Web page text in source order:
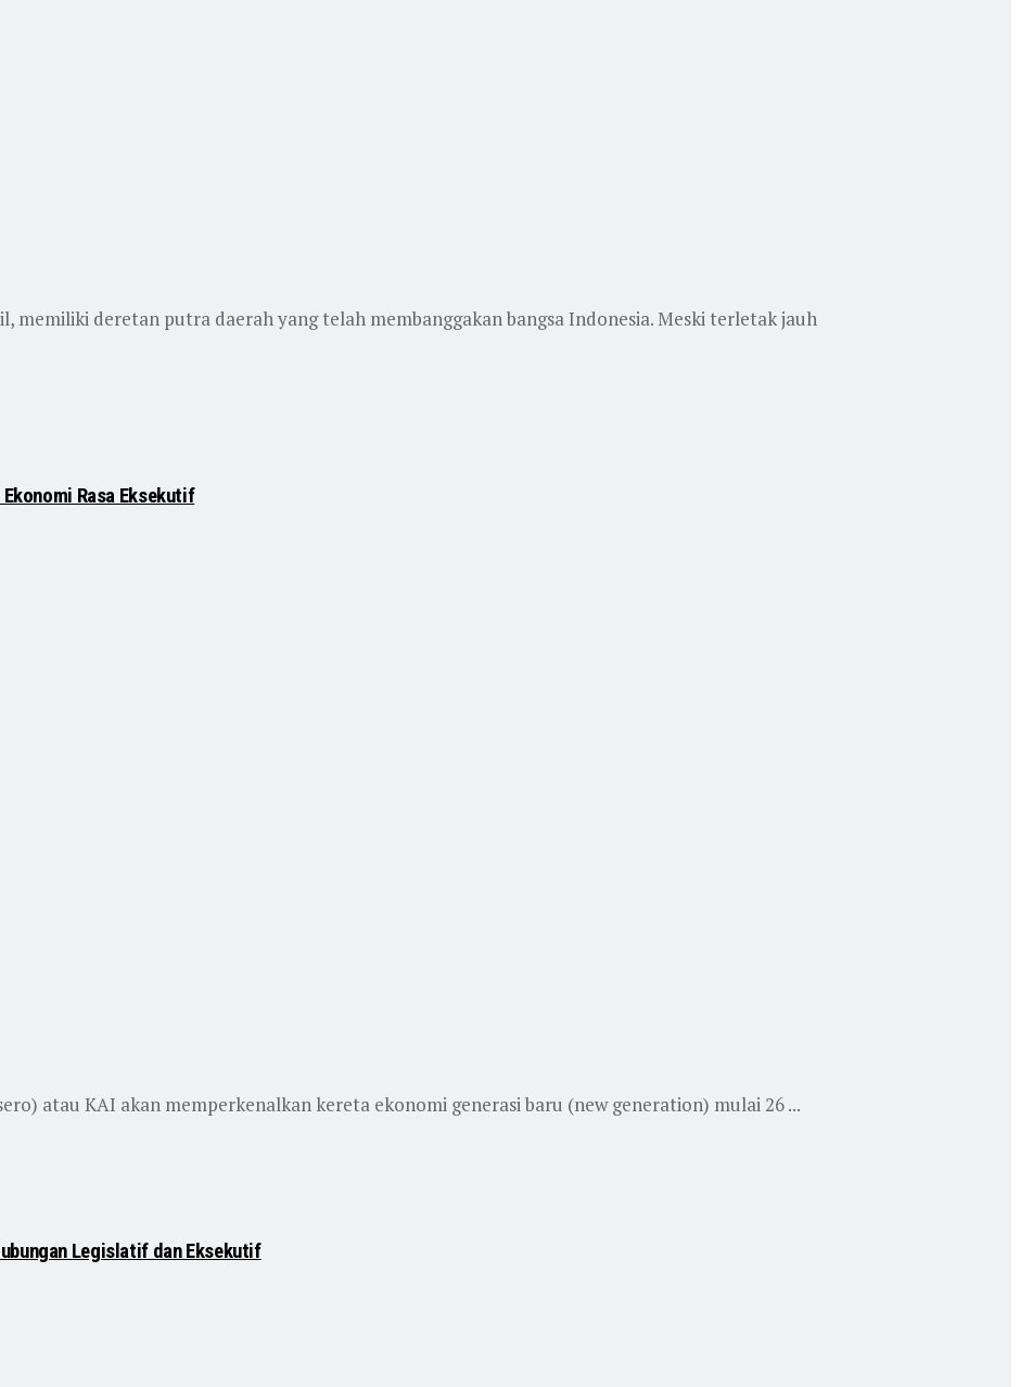
memiliki deretan putra daerah yang telah membanggakan bangsa Indonesia. Meski terletak jauh
Rasa Eksekutif
atau KAI akan memperkenalkan kereta ekonomi generasi baru (new generation) mulai 26 ...
Legislatif dan Eksekutif